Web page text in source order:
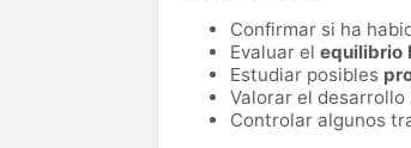
Confirmar si ha
Evaluar el equilibrio
Estudiar posibles
Valorar el
Controlar algunos